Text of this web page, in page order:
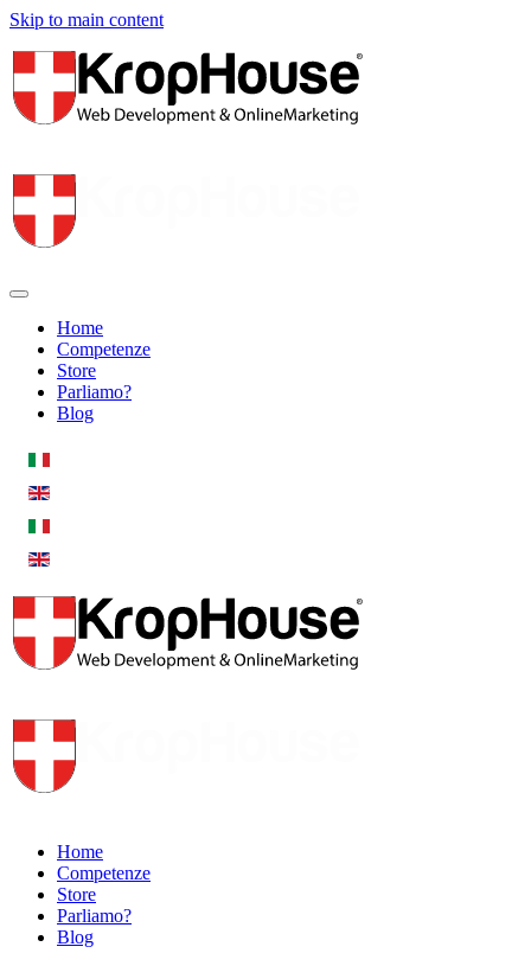
Skip to main content
Home
Competenze
Store
Parliamo?
Blog
Home
Competenze
Store
Parliamo?
Blog